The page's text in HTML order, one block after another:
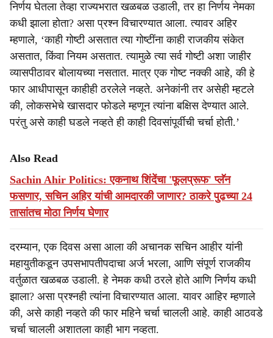
निर्णय घेतला तेव्हा राज्यभरात खळबळ उडाली, तर हा निर्णय नेमका
कधी झाला होता? असा प्रश्न विचारण्यात आला. त्यावर अहिर
म्हणाले, ‘काही गोष्टी असतात त्या गोष्टींना काही राजकीय संकेत
असतात, किंवा नियम असतात. त्यामुळे त्या सर्व गोष्टी अशा जाहीर
व्यासपीठावर बोलायच्या नसतात. मात्र एक गोष्ट नक्की आहे, की हे
फार आधीपासून काहीही ठरलेले नव्हते. अनेकांनी तर असेही म्हटले
की, लोकसभेचे खासदार फोडले म्हणून त्यांना बक्षिस देण्यात आले.
परंतु असे काही घडले नव्हते ही काही दिवसांपूर्वीची चर्चा होती.’
Also Read
Sachin Ahir Politics: एकनाथ शिंदेंचा 'फूलप्रूफ' प्लॅन
फसणार, सचिन अहिर यांची आमदारकी जाणार? ठाकरे पुढच्या 24
तासांतच मोठा निर्णय घेणार
दरम्यान, एक दिवस असा आला की अचानक सचिन आहीर यांनी
महायुतीकडून उपसभापतीपदाचा अर्ज भरला, आणि संपूर्ण राजकीय
वर्तुळात खळबळ उडाली. हे नेमक कधी ठरले होते आणि निर्णय कधी
झाला? असा प्रश्नही त्यांना विचारण्यात आला. यावर आहिर म्हणाले
की, असे काही नव्हते की फार महिने चर्चा चालली आहे. काही आठवडे
चर्चा चालली अशातला काही भाग नव्हता.